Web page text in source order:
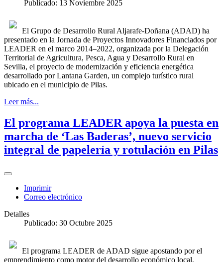
Publicado: 13 Noviembre 2025
El Grupo de Desarrollo Rural Aljarafe-Doñana (ADAD) ha
presentado en la Jornada de Proyectos Innovadores Financiados por
LEADER en el marco 2014–2022, organizada por la Delegación
Territorial de Agricultura, Pesca, Agua y Desarrollo Rural en
Sevilla, el proyecto de modernización y eficiencia energética
desarrollado por Lantana Garden, un complejo turístico rural
ubicado en el municipio de Pilas.
Leer más...
El programa LEADER apoya la puesta en
marcha de ‘Las Baderas’, nuevo servicio
integral de papelería y rotulación en Pilas
Imprimir
Correo electrónico
Detalles
Publicado: 30 Octubre 2025
El programa LEADER de ADAD sigue apostando por el
emprendimiento como motor del desarrollo económico local,